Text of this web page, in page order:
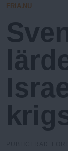
i
a
N
u
FRIA.NU